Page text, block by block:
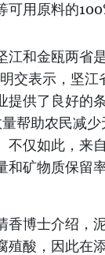
用原料的
江和金瓯两省
交表示，坚
提供了良好的
帮助农民减
不仅如此，来
和矿物质保留
香博士介绍，
殖酸，因此在